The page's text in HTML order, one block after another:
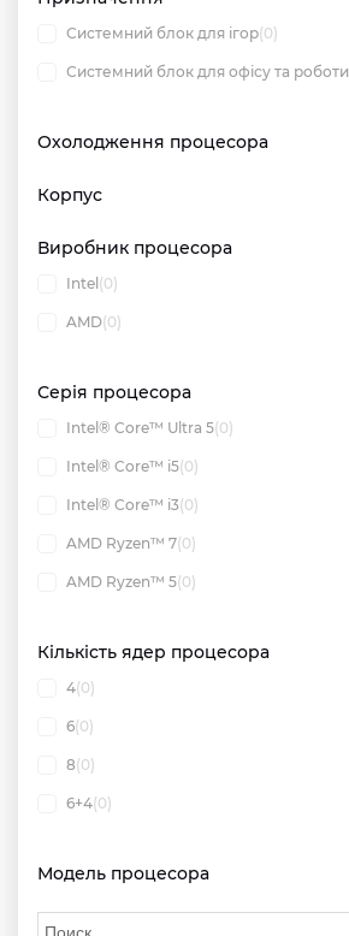
Системний блок для ігор(0)
Системний блок для офісу та роботи
Охолодження процесора
Корпус
Виробник процесора
Intel (0)
AMD(0)
Серія процесора
Intel® Core™ Ultra 5(0)
Intel® Core™ i5(0)
Intel® Core™ i3(0)
AMD Ryzen™ 7(0)
AMD Ryzen™ 5(0)
Кількість ядер процесора
4(0)
6(0)
8(0)
6+4(0)
Модель процесора